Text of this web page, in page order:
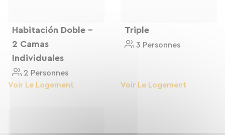
Habitación Doble -
2 Camas
Individuales
2 Personnes
Voir Le Logement
Triple
3 Personnes
Voir Le Logement